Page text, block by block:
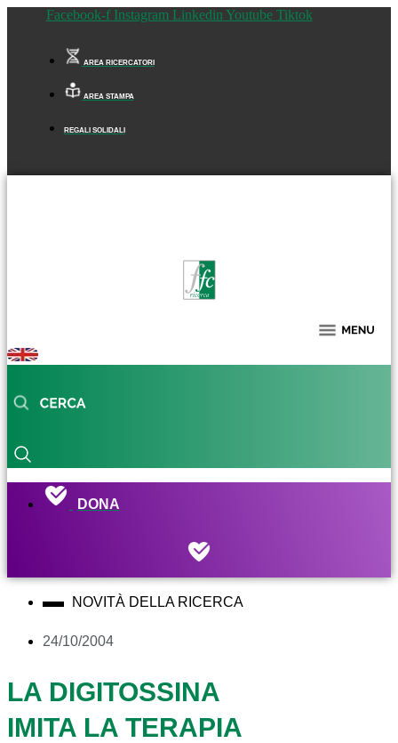
Facebook-f Instagram Linkedin Youtube Tiktok
AREA RICERCATORI
AREA STAMPA
REGALI SOLIDALI
DONA
NOVITÀ DELLA RICERCA
24/10/2004
LA DIGITOSSINA
IMITA LA TERAPIA